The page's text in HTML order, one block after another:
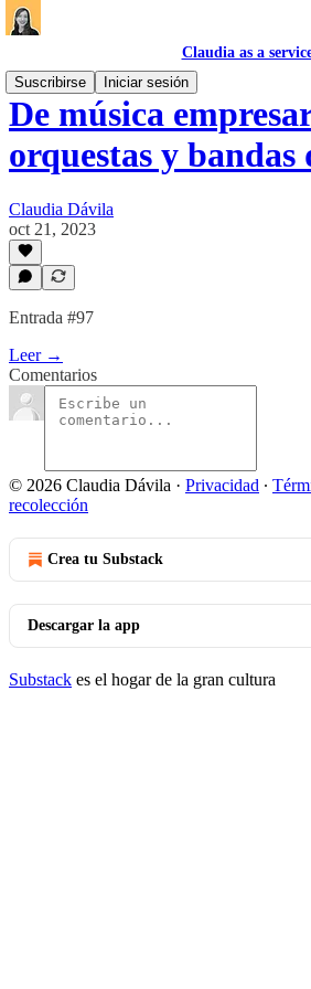
Claudia as a
Suscribirse
Iniciar sesión
De música
orquestas y
Claudia Dávila
oct 21, 2023
Entrada #97
Leer →
Comentarios
© 2026 Claudia Dávila · Privacidad ∙
recolección
Crea tu Substack
Descargar la app
Substack es el hogar de la gran cultura